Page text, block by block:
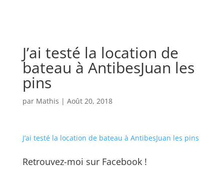
J’ai testé la location de
bateau à AntibesJuan les
pins
par Mathis | Août 20, 2018
J’ai testé la location de bateau à AntibesJuan les pins
Retrouvez-moi sur Facebook !